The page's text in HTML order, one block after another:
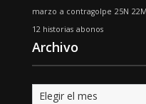
marzo a contragolpe 25N 22M
12 historias abonos
Archivo
Archivo